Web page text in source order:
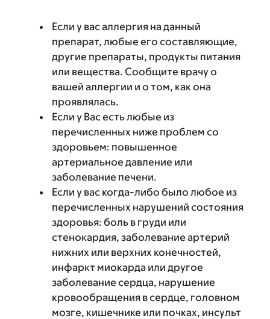
Если у вас аллергия на данный
препарат, любые его составляющие,
другие препараты, продукты питания
или вещества. Сообщите врачу о
вашей аллергии и о том, как она
проявлялась.
Если у Вас есть любые из
перечисленных ниже проблем со
здоровьем: повышенное
артериальное давление или
заболевание печени.
Если у вас когда-либо было любое из
перечисленных нарушений состояния
здоровья: боль в груди или
стенокардия, заболевание артерий
нижних или верхних конечностей,
инфаркт миокарда или другое
заболевание сердца, нарушение
кровообращения в сердце, головном
мозге, кишечнике или почках, инсульт